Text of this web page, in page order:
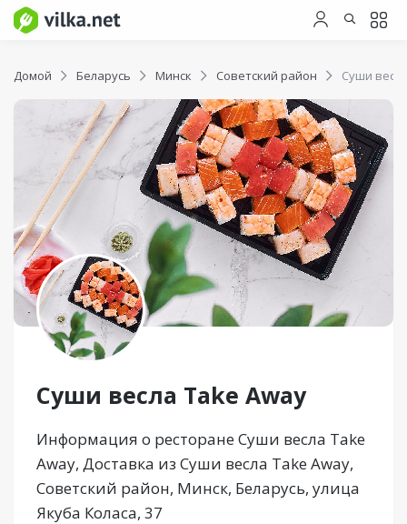
Домой Беларусь Минск Советский район Суши
Суши весла Take Away
Информация о ресторане Суши весла Take
Away, Доставка из Суши весла Take Away,
Советский район, Минск, Беларусь, улица
Якуба Коласа, 37